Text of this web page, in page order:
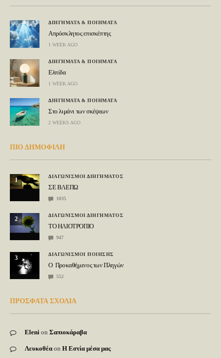
ΔΙΗΓΗΜΑΤΑ & ΠΟΙΗΜΑΤΑ
Απρόσκλητος επισκέπτης
1 WEEK AGO
ΔΙΗΓΗΜΑΤΑ & ΠΟΙΗΜΑΤΑ
Ελπίδα
1 WEEK AGO
ΔΙΗΓΗΜΑΤΑ & ΠΟΙΗΜΑΤΑ
Στο λιμάνι των σκέψεων
2 WEEKS AGO
ΠΙΟ ΔΗΜΟΦΙΛΗ
1
ΔΙΑΓΩΝΙΣΜΟΙ ΔΙΗΓΗΜΑΤΟΣ
ΣΕ ΒΛΕΠΩ
1035
2
ΔΙΑΓΩΝΙΣΜΟΙ ΔΙΗΓΗΜΑΤΟΣ
ΤΟ ΗΛΙΟΤΡΟΠΙΟ
947
3
ΔΙΑΓΩΝΙΣΜΟΙ ΠΟΙΗΣΗΣ
Ο Προκαθήμενος των Πληγών
552
ΠΡΟΣΦΑΤΑ ΣΧΟΛΙΑ
Eleni on Σαπιοκάραβα
Λευκοθέα on Η Εστία μέσα μας